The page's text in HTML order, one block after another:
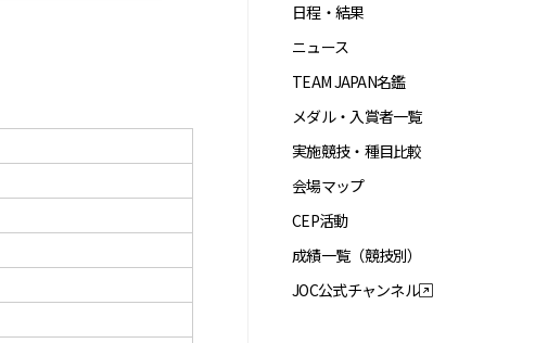
日程・結果
ニュース
TEAM JAPAN名鑑
メダル・入賞者一覧
実施競技・種目比較
会場マップ
CEP活動
成績一覧（競技別）
JOC公式チャンネル